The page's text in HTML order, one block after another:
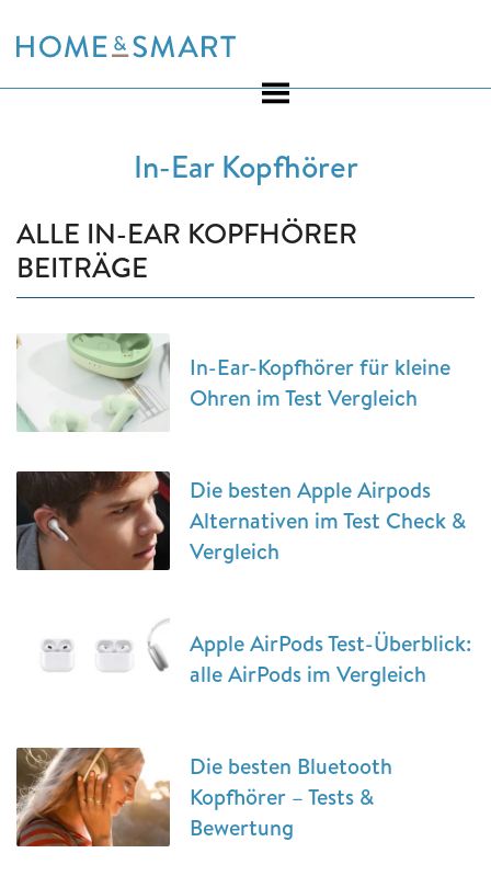
to
In-Ear Kopfhörer
ALLE IN-EAR KOPFHÖRER
BEITRÄGE
In-Ear-Kopfhörer für kleine
Ohren im Test Vergleich
Die besten Apple Airpods
Alternativen im Test Check &
Vergleich
Apple AirPods Test-Überblick:
alle AirPods im Vergleich
Die besten Bluetooth
Kopfhörer – Tests &
Bewertung